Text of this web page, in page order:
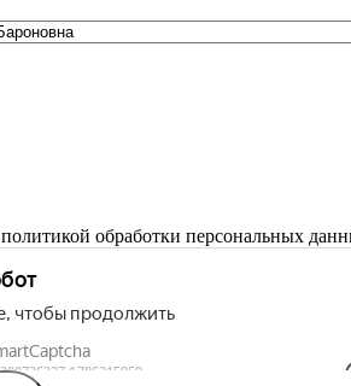
политикой обработки персональных